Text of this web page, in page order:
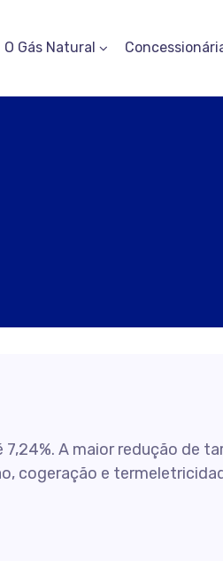
O Gás Natural
A maior redução de
cogeração e